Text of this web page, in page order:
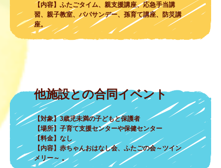
【内容】ふたごタイム、親支援講座、応急手当講
習、親子教室、パパサンデー、孫育て講座、防災講
座。
他施設との合同イベント
【対象】3歳児未満の子どもと保護者
【場所】子育て支援センターや保健センター
【料金】なし
【内容】赤ちゃんおはなし会、ふたごの会～ツイン
メリー～ 。